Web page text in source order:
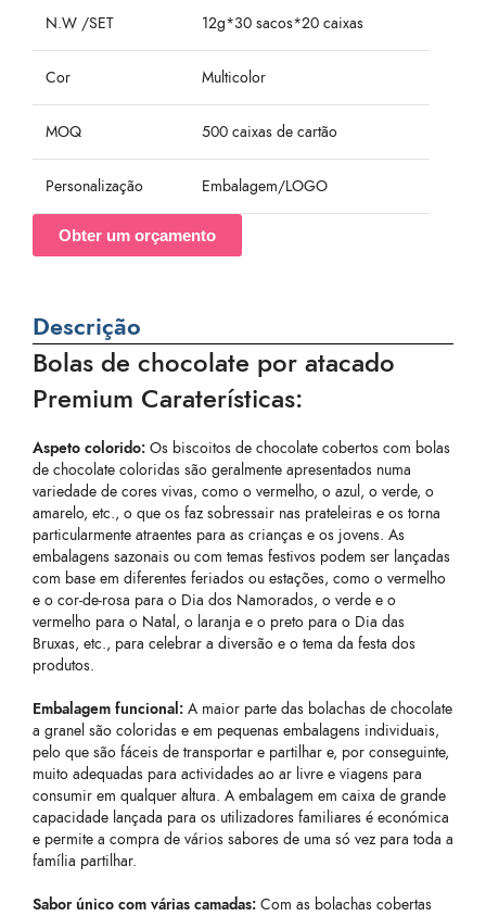
N.W /SET 12g*30 sacos*20 caixas
Cor Multicolor
MOQ 500 caixas de cartão
Personalização Embalagem/LOGO
Obter um orçamento
Descrição
Bolas de chocolate por atacado
Premium Caraterísticas:
Aspeto colorido: Os biscoitos de chocolate cobertos com bolas
de chocolate coloridas são geralmente apresentados numa
variedade de cores vivas, como o vermelho, o azul, o verde, o
amarelo, etc., o que os faz sobressair nas prateleiras e os torna
particularmente atraentes para as crianças e os jovens. As
embalagens sazonais ou com temas festivos podem ser lançadas
com base em diferentes feriados ou estações, como o vermelho
e o cor-de-rosa para o Dia dos Namorados, o verde e o
vermelho para o Natal, o laranja e o preto para o Dia das
Bruxas, etc., para celebrar a diversão e o tema da festa dos
produtos.
Embalagem funcional: A maior parte das bolachas de chocolate
a granel são coloridas e em pequenas embalagens individuais,
pelo que são fáceis de transportar e partilhar e, por conseguinte,
muito adequadas para actividades ao ar livre e viagens para
consumir em qualquer altura. A embalagem em caixa de grande
capacidade lançada para os utilizadores familiares é económica
e permite a compra de vários sabores de uma só vez para toda a
família partilhar.
Sabor único com várias camadas: Com as bolachas cobertas